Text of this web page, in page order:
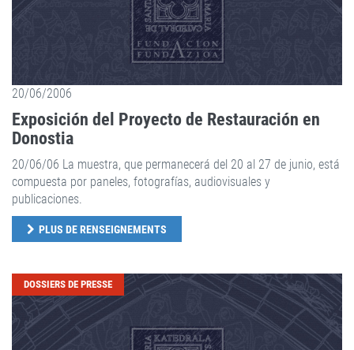
20/06/2006
Exposición del Proyecto de Restauración en
Donostia
20/06/06 La muestra, que permanecerá del 20 al 27 de junio, está
compuesta por paneles, fotografías, audiovisuales y
publicaciones.
PLUS DE RENSEIGNEMENTS
DOSSIERS DE PRESSE